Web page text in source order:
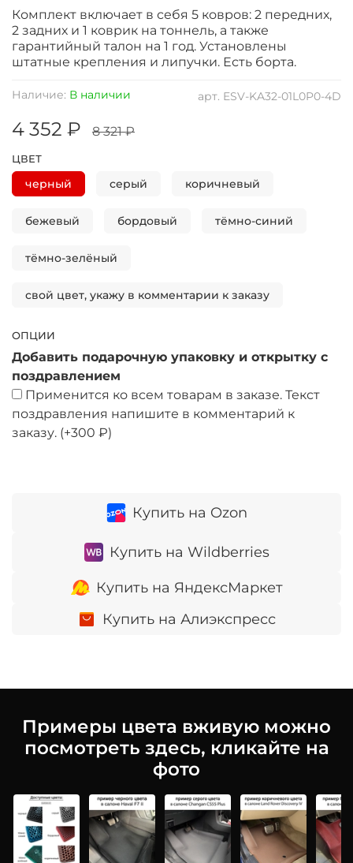
арт. ESV-KA32-01L0P0-4D
Наличие: В наличии
4 352 ₽ 8 321 ₽
Купить на Ozon
Купить на Wildberries
Купить на ЯндексМаркет
Купить на Алиэкспресс
ЦВЕТ
черный серый коричневый
бежевый бордовый тёмно-синий
тёмно-зелёный
свой цвет, укажу в комментарии к заказу
ОПЦИИ
Добавить подарочную упаковку и открытку с
поздравлением
Применится ко всем товарам в заказе. Текст
поздравления напишите в комментарий к
заказу. (+300 ₽)
Комплект включает в себя 5 ковров: 2 передних,
2 задних и 1 коврик на тоннель, а также
гарантийный талон на 1 год. Установлены
штатные крепления и липучки. Есть борта.
Примеры цвета вживую можно
посмотреть здесь, кликайте на
фото